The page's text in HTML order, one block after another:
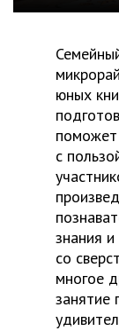
юных
поможет
с
знания
со
многое
занятие